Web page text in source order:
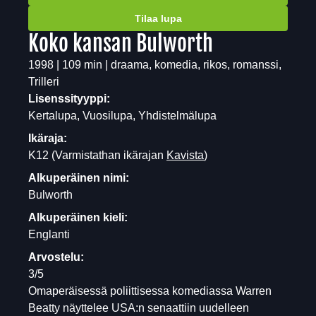
Tilaa lupa
Koko kansan Bulworth
1998 | 109 min | draama, komedia, rikos, romanssi,
Trilleri
Lisenssityyppi:
Kertalupa, Vuosilupa, Yhdistelmälupa
Ikäraja:
K12 (Varmistathan ikärajan Kavista)
Alkuperäinen nimi:
Bulworth
Alkuperäinen kieli:
Englanti
Arvostelu:
3/5
Omaperäisessä poliittisessa komediassa Warren
Beatty näyttelee USA:n senaattiin uudelleen